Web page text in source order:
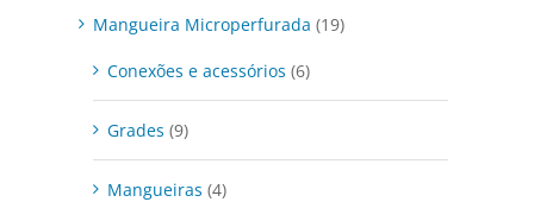
Mangueira Microperfurada (19)
Conexões e acessórios (6)
Grades (9)
Mangueiras (4)